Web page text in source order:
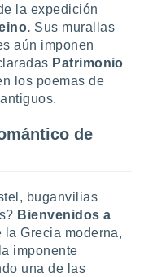
la expedición
Sus murallas
aún imponen
Patrimonio
los poemas de
de
buganvilias
Bienvenidos a
Grecia moderna,
imponente
una de las